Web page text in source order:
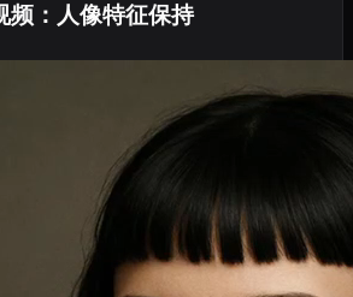
频：人像特征保持